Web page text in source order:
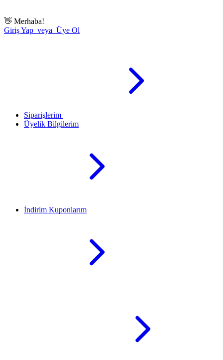
👋 Merhaba!
Giriş Yap veya Üye Ol
Siparişlerim
Üyelik Bilgilerim
İndirim Kuponlarım